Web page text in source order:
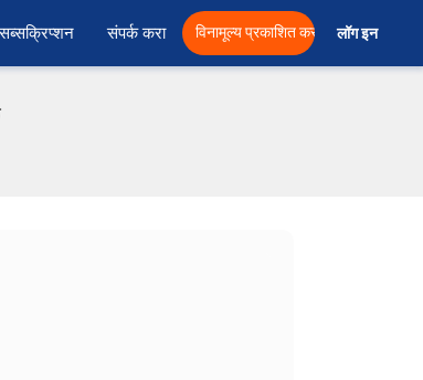
सब्सक्रिप्शन संपर्क करा विनामूल्य प्रकाशित करा लॉग इन